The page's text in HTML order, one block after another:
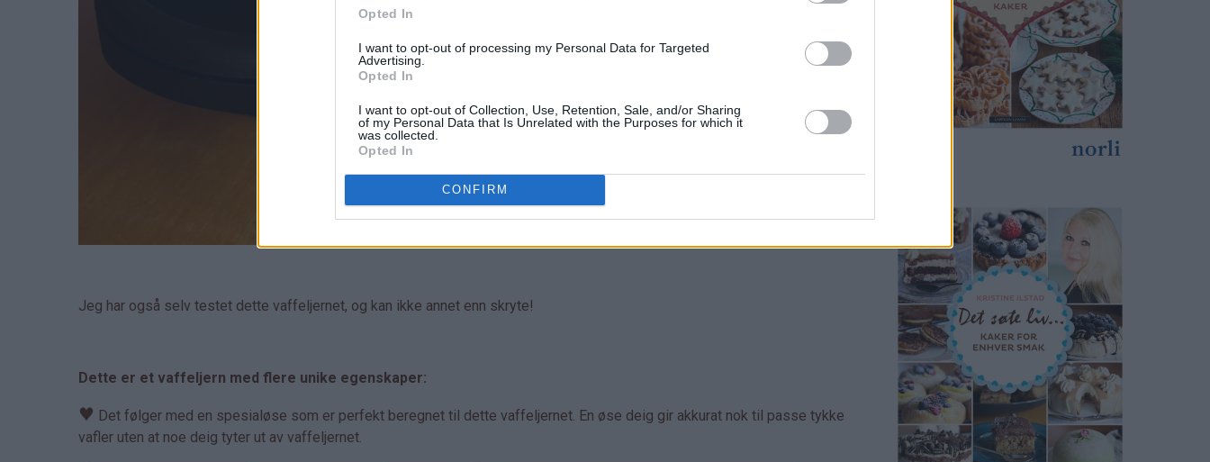
Opted In
I want to opt-out of processing my Personal Data for Targeted
Advertising.
Opted In
I want to opt-out of Collection, Use, Retention, Sale, and/or Sharing
of my Personal Data that Is Unrelated with the Purposes for which it
was collected.
Opted In
CONFIRM
Jeg har også selv testet dette vaffeljernet, og kan ikke annet enn skryte!
Dette er et vaffeljern med flere unike egenskaper:
♥ Det følger med en spesialøse som er perfekt beregnet til dette vaffeljernet. En øse deig gir akkurat nok til passe tykke
vafler uten at noe deig tyter ut av vaffeljernet.